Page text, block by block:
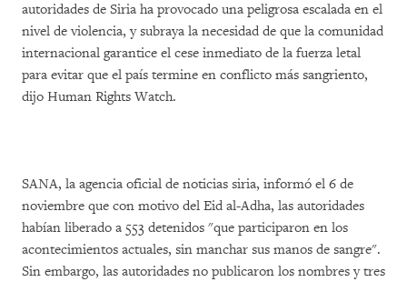
autoridades de Siria ha provocado una peligrosa escalada en el
nivel de violencia, y subraya la necesidad de que la comunidad
internacional garantice el cese inmediato de la fuerza letal
para evitar que el país termine en conflicto más sangriento,
dijo Human Rights Watch.
SANA, la agencia oficial de noticias siria, informó el 6 de
noviembre que con motivo del Eid al-Adha, las autoridades
habían liberado a 553 detenidos "que participaron en los
acontecimientos actuales, sin manchar sus manos de sangre".
Sin embargo, las autoridades no publicaron los nombres y tres